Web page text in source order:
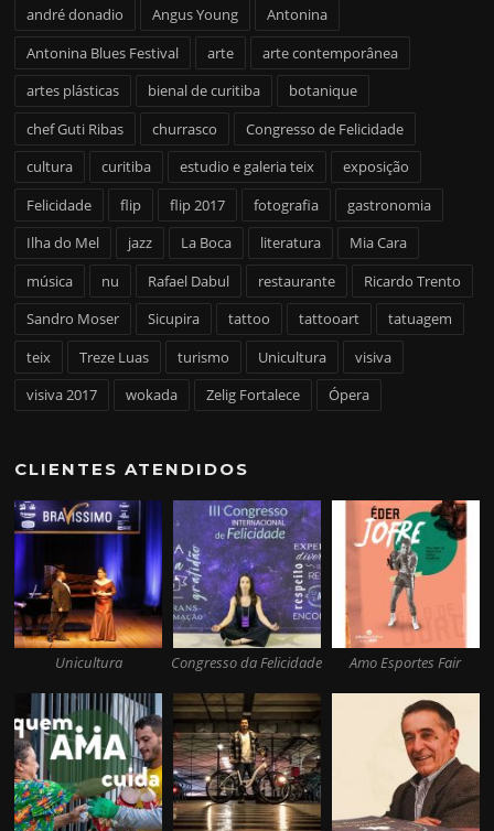
andré donadio Angus Young
Antonina
Antonina Blues Festival
arte
arte contemporânea
artes plásticas
bienal de curitiba
botanique
chef Guti Ribas
churrasco
Congresso de Felicidade
cultura
curitiba estudio e galeria teix
exposição
Felicidade
flip flip 2017 fotografia
gastronomia
Ilha do Mel
jazz La Boca literatura
Mia Cara
música
nu Rafael Dabul restaurante
Ricardo Trento
Sandro Moser
Sicupira tattoo tattooart
tatuagem
teix
Treze Luas turismo Unicultura
visiva
visiva 2017
wokada Zelig Fortalece Ópera
CLIENTES ATENDIDOS
Unicultura Congresso da Felicidade Amo Esportes Fair